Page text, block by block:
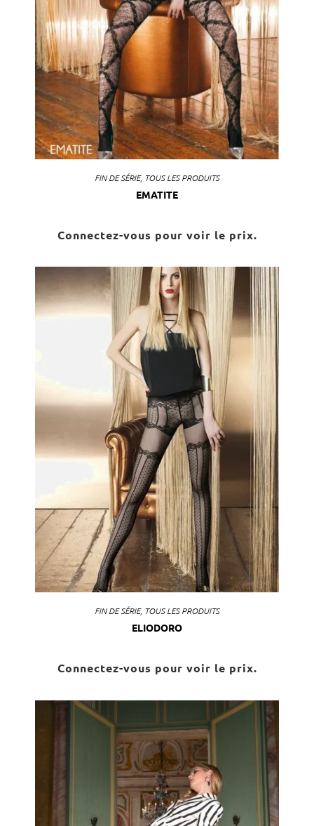
FIN DE SÉRIE, TOUS LES PRODUITS
EMATITE
Connectez-vous pour voir le prix.
FIN DE SÉRIE, TOUS LES PRODUITS
ELIODORO
Connectez-vous pour voir le prix.